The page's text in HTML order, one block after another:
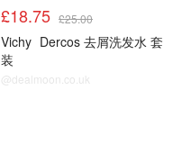
£18.75 £25.00
Vichy Dercos 去屑洗发水 套
装
@dealmoon.co.uk